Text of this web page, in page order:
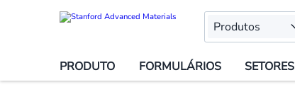
Produtos
PRODUTO FORMULÁRIOS SETORES